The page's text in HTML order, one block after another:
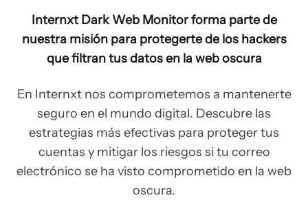
Internxt Dark Web Monitor forma parte de
nuestra misión para protegerte de los hackers
que filtran tus datos en la web oscura
En Internxt nos comprometemos a mantenerte
seguro en el mundo digital. Descubre las
estrategias más efectivas para proteger tus
cuentas y mitigar los riesgos si tu correo
electrónico se ha visto comprometido en la web
oscura.